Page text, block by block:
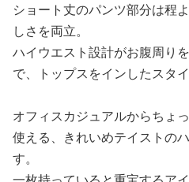
ショート丈のパンツ部分は程
しさを両立。
ハイウエスト設計がお腹周り
で、トップスをインしたスタ
オフィスカジュアルからちょ
使える、きれいめテイストの
す。